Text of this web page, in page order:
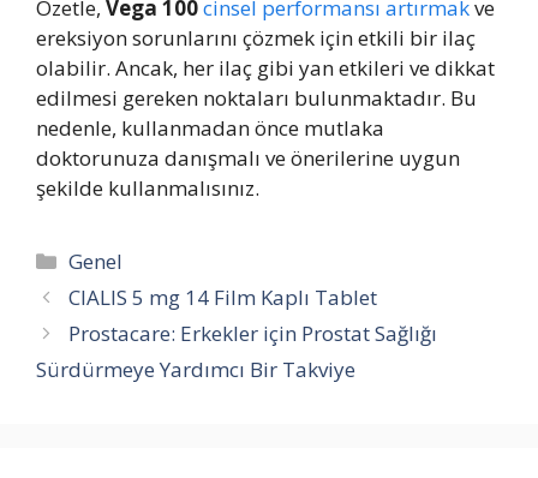
Özetle, Vega 100cinsel performansı artırmakve
ereksiyon sorunlarını çözmek için etkili bir ilaç
olabilir. Ancak, her ilaç gibi yan etkileri ve dikkat
edilmesi gereken noktaları bulunmaktadır. Bu
nedenle, kullanmadan önce mutlaka
doktorunuza danışmalı ve önerilerine uygun
şekilde kullanmalısınız.
Kategoriler
Genel
CIALIS 5 mg 14 Film Kaplı Tablet
Prostacare: Erkekler için Prostat Sağlığı
Sürdürmeye Yardımcı Bir Takviye